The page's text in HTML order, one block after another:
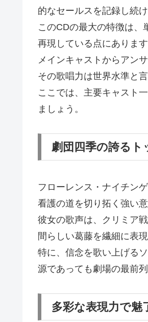
的なセールスを記録し続
このCDの最大の特徴は、
再現している点にあります
メインキャストからアン
その歌唱力は世界水準と
ここでは、主要キャスト
ましょう。
劇団四季の誇るト
フローレンス・ナイチン
看護の道を切り拓く強い
彼女の歌声は、クリミア
間らしい葛藤を繊細に表
特に、信念を歌い上げる
源であっても劇場の最前
多彩な表現力で魅